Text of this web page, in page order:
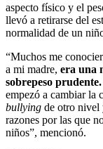
aspecto físico y el
llevó a retirarse del
normalidad de un
“Muchos me
a mi madre, era una
sobrepeso prudente.
empezó a cambiar la
bullying de otro nivel
razones por las que
niños”, mencionó.